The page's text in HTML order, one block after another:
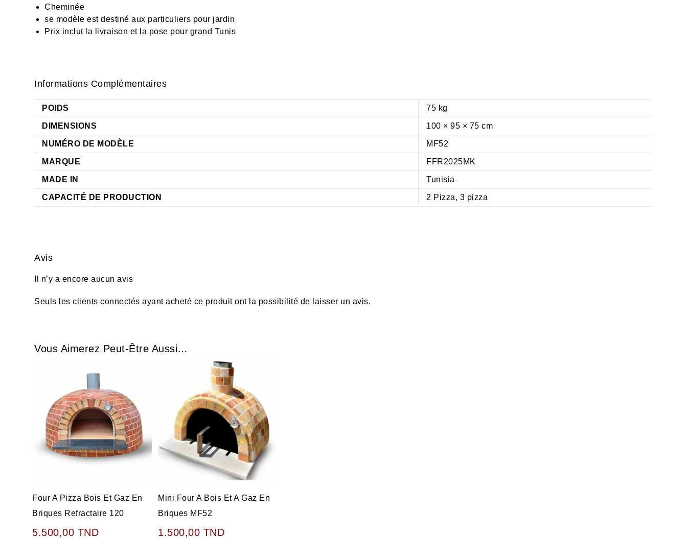
Cheminée
se modèle est destiné aux particuliers pour jardin
Prix inclut la livraison et la pose pour grand Tunis
Informations Complémentaires
POIDS 75 kg
DIMENSIONS 100 × 95 × 75 cm
NUMÉRO DE MODÈLE MF52
MARQUE FFR2025MK
MADE IN Tunisia
CAPACITÉ DE PRODUCTION 2 Pizza, 3 pizza
Avis
Il n’y a encore aucun avis
Seuls les clients connectés ayant acheté ce produit ont la possibilité de laisser un avis.
Vous Aimerez Peut-Être Aussi…
Four A Pizza Bois Et Gaz En
Briques Refractaire 120
5.500,00 TND
Mini Four A Bois Et A Gaz En
Briques MF52
1.500,00 TND